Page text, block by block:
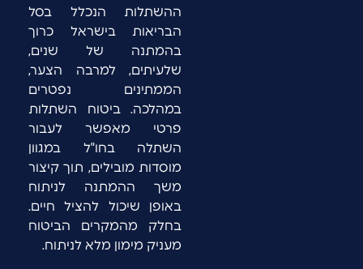
ההשתלות הנכלל בסל
הבריאות בישראל כרוך
בהמתנה של שנים,
שלעיתים, למרבה הצער,
הממתינים נפטרים
במהלכה. ביטוח השתלות
פרטי מאפשר לעבור
השתלה בחו"ל במגוון
מוסדות מובילים, תוך קיצור
משך ההמתנה לניתוח
באופן שיכול להציל חיים.
בחלק מהמקרים הביטוח
מעניק מימון מלא לניתוח.